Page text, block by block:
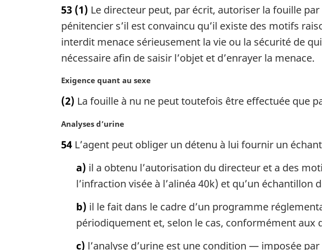
i
n
a
l
:
t
e
m
a
r
i
a
e
:
53 (1) Le directeur peut, par écrit, autoriser la fouille
pénitencier s’il est convaincu qu’il existe des motifs
interdit menace sérieusement la vie ou la sécurité de
nécessaire afin de saisir l’objet et d’enrayer la menace.
N
t
m
r
Exigence quant au sexe
(2) La fouille à nu ne peut toutefois être effectuée que
N
t
Analyses d’urine
54 L’agent peut obliger un détenu à lui fournir un
a) il a obtenu l’autorisation du directeur et a des
l’infraction visée à l’alinéa 40k) et qu’un
b) il le fait dans le cadre d’un programme
périodiquement et, selon le cas, conformément
c) l’analyse d’urine est une condition — imposée